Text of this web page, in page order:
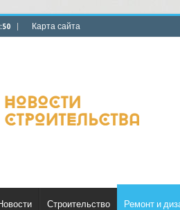
Карта сайта
Строительство Ремонт и